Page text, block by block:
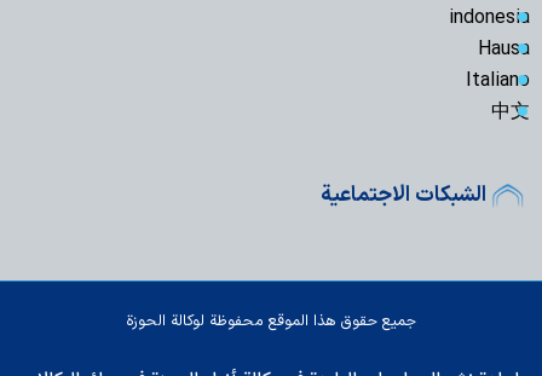
indonesia
Hausa
Italiano
中文
الشبكات الاجتماعية
جميع حقوق هذا الموقع محفوظة لوكالة الحوزة